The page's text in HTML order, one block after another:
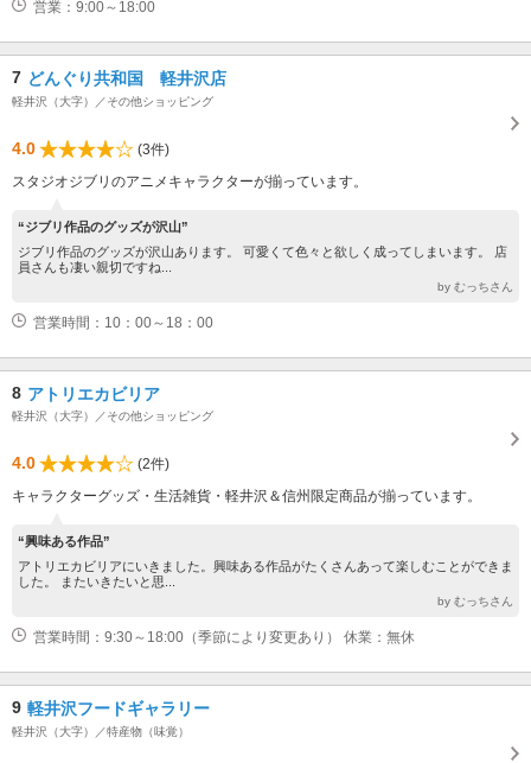
営業：9:00～18:00
7 どんぐり共和国 軽井沢店
軽井沢（大字）／その他ショッピング
4.0
(3件)
スタジオジブリのアニメキャラクターが揃っています。
“ジブリ作品のグッズが沢山”
ジブリ作品のグッズが沢山あります。 可愛くて色々と欲しく成ってしまいます。 店
員さんも凄い親切ですね...
by むっちさん
営業時間：10：00～18：00
8 アトリエカビリア
軽井沢（大字）／その他ショッピング
4.0
(2件)
キャラクターグッズ・生活雑貨・軽井沢＆信州限定商品が揃っています。
“興味ある作品”
アトリエカビリアにいきました。興味ある作品がたくさんあって楽しむことができま
した。 またいきたいと思...
by むっちさん
営業時間：9:30～18:00（季節により変更あり） 休業：無休
9 軽井沢フードギャラリー
軽井沢（大字）／特産物（味覚）